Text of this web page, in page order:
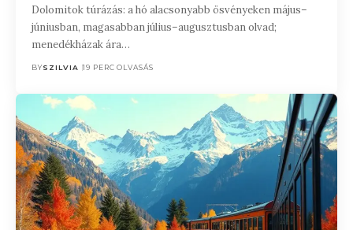
Dolomitok túrázás: a hó alacsonyabb ösvényeken május–
júniusban, magasabban július–augusztusban olvad;
menedékházak ára…
BYSZILVIA 19 PERC OLVASÁS